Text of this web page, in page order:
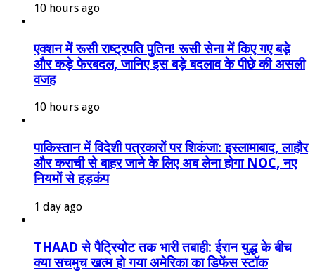
10 hours ago
एक्शन में रूसी राष्ट्रपति पुतिन! रूसी सेना में किए गए बड़े
और कड़े फेरबदल, जानिए इस बड़े बदलाव के पीछे की असली
वजह
10 hours ago
पाकिस्तान में विदेशी पत्रकारों पर शिकंजा: इस्लामाबाद, लाहौर
और कराची से बाहर जाने के लिए अब लेना होगा NOC, नए
नियमों से हड़कंप
1 day ago
THAAD से पैट्रियोट तक भारी तबाही: ईरान युद्ध के बीच
क्या सचमुच खत्म हो गया अमेरिका का डिफेंस स्टॉक